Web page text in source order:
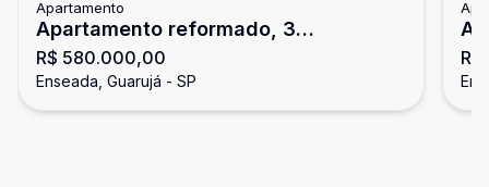
Apartamento
Apartamento reformado, 3
dormitórios, Enseada, Guarujá
R$ 580.000,00
Enseada, Guarujá - SP